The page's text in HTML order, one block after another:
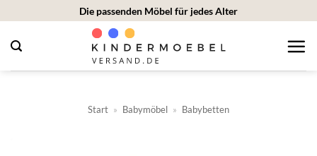
springen
Die passenden Möbel für jedes Alter
Start » Babymöbel » Babybetten